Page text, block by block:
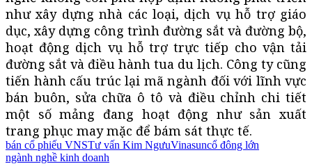
như xây dựng nhà các loại, dịch vụ hỗ trợ giáo
dục, xây dựng công trình đường sắt và đường bộ,
hoạt động dịch vụ hỗ trợ trực tiếp cho vận tải
đường sắt và điều hành tua du lịch. Công ty cũng
tiến hành cấu trúc lại mã ngành đối với lĩnh vực
bán buôn, sửa chữa ô tô và điều chỉnh chi tiết
một số mảng đang hoạt động như sản xuất
trang phục may mặc để bám sát thực tế.
bán cổ phiếu VNSTư vấn Kim NgưuVinasuncổ đông lớn
ngành nghề kinh doanh